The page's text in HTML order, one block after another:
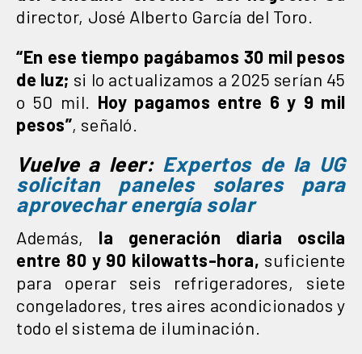
director, José Alberto García del Toro.
“En ese tiempo pagábamos 30 mil pesos
de luz; si lo actualizamos a 2025 serían 45
o 50 mil.
Hoy pagamos entre 6 y 9 mil
pesos”, señaló.
Vuelve a leer: Expertos de la UG
solicitan paneles solares para
aprovechar energía solar
Además, la generación diaria oscila
entre 80 y 90 kilowatts-hora, suficiente
para operar seis refrigeradores, siete
congeladores, tres aires acondicionados y
todo el sistema de iluminación.